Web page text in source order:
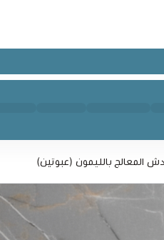
المعالج بالليمون (عبوتين)